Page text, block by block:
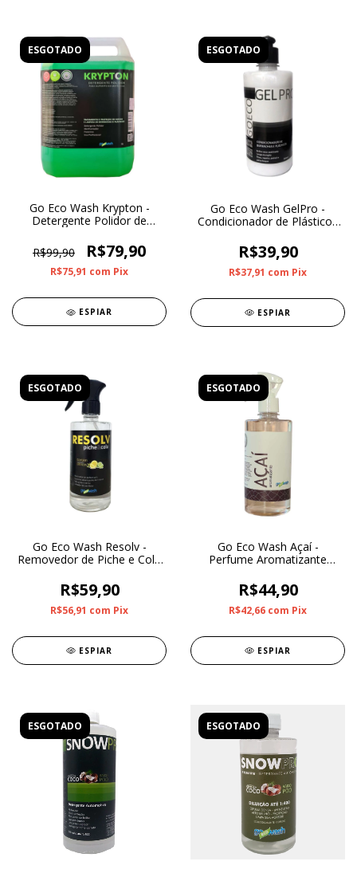
ESGOTADO
Go Eco Wash Krypton -
Detergente Polidor de
R$99,90
R$79,90
R$75,91 com Pix
ESPIAR
ESGOTADO
Go Eco Wash GelPro -
Condicionador de Plásticos
R$39,90
R$37,91 com Pix
ESPIAR
ESGOTADO
Go Eco Wash Resolv -
Removedor de Piche e Cola
R$59,90
R$56,91 com Pix
ESPIAR
ESGOTADO
Go Eco Wash Açaí -
Perfume Aromatizante
R$44,90
R$42,66 com Pix
ESPIAR
ESGOTADO ESGOTADO